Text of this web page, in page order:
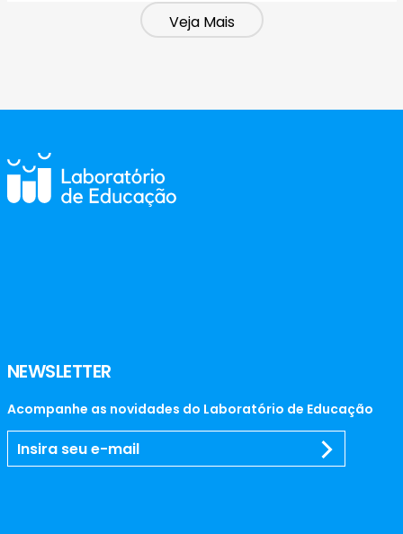
Veja Mais
NEWSLETTER
Acompanhe as novidades do Laboratório de Educação